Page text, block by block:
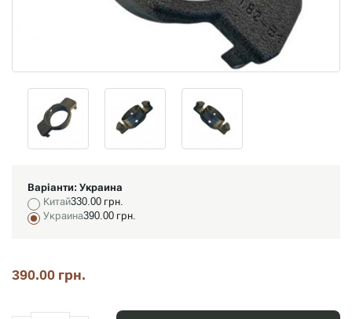
Варіанти: Украина
Китай330.00 грн.
Украина390.00 грн.
390.00 грн.